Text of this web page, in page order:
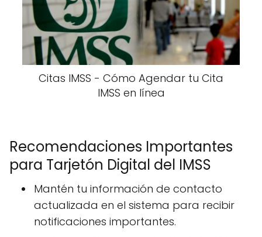
Citas IMSS - Cómo Agendar tu Cita
IMSS en línea
Recomendaciones Importantes
para Tarjetón Digital del IMSS
Mantén tu información de contacto
actualizada en el sistema para recibir
notificaciones importantes.